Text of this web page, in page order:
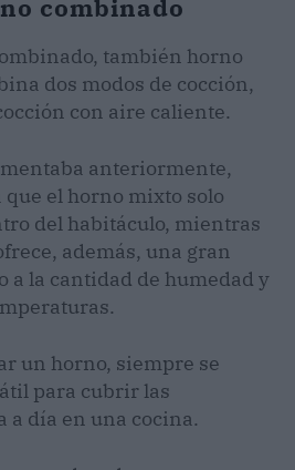
combinado
también horno
dos modos de cocción,
con aire caliente.
anteriormente,
el horno mixto solo
del habitáculo, mientras
además, una gran
a la cantidad de humedad y
un horno, siempre se
para cubrir las
a día en una cocina.